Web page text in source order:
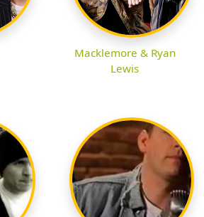
Macklemore & Ryan
Lewis